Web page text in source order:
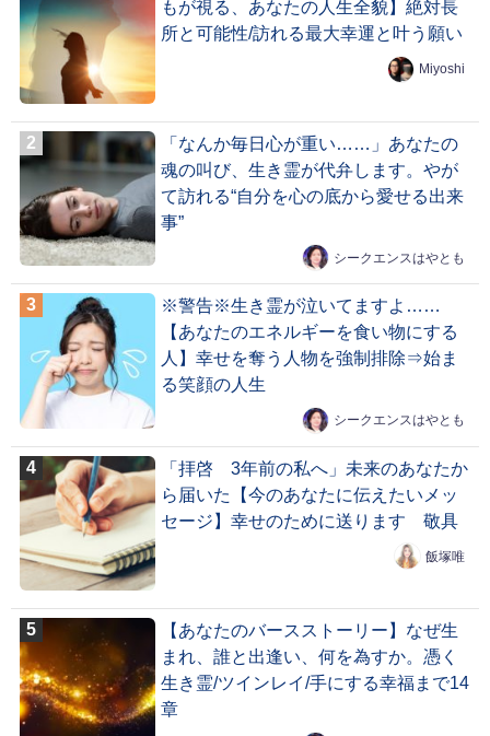
もが視る、あなたの人生全貌】絶対長
所と可能性/訪れる最大幸運と叶う願い
Miyoshi
「なんか毎日心が重い……」あなたの
魂の叫び、生き霊が代弁します。やが
て訪れる“自分を心の底から愛せる出来
事”
シークエンスはやとも
※警告※生き霊が泣いてますよ……
【あなたのエネルギーを食い物にする
人】幸せを奪う人物を強制排除⇒始ま
る笑顔の人生
シークエンスはやとも
「拝啓 3年前の私へ」未来のあなたか
ら届いた【今のあなたに伝えたいメッ
セージ】幸せのために送ります 敬具
飯塚唯
【あなたのバースストーリー】なぜ生
まれ、誰と出逢い、何を為すか。憑く
生き霊/ツインレイ/手にする幸福まで14
章